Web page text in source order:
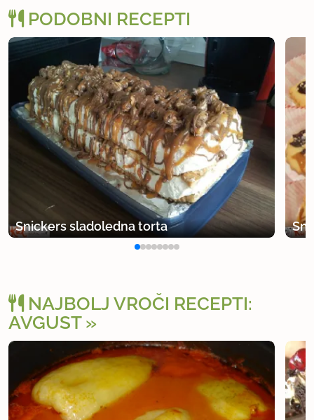
PODOBNI RECEPTI
Snickers sladoledna torta
NAJBOLJ VROČI RECEPTI:
AVGUST